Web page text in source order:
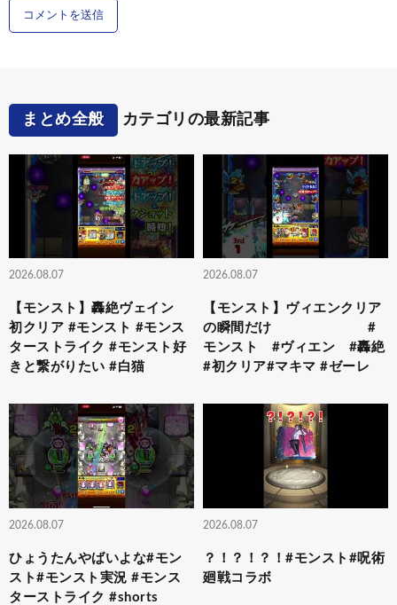
まとめ全般 カテゴリの最新記事
2026.08.07
【モンスト】轟絶ヴェイン
初クリア #モンスト #モンス
ターストライク #モンスト好
きと繋がりたい #白猫
2026.08.07
【モンスト】ヴィエンクリア
の瞬間だけ #
モンスト #ヴィエン #轟絶
#初クリア#マキマ #ゼーレ
2026.08.07
ひょうたんやばいよな#モン
スト#モンスト実況 #モンス
ターストライク #shorts
2026.08.07
？！？！？！#モンスト#呪術
廻戦コラボ